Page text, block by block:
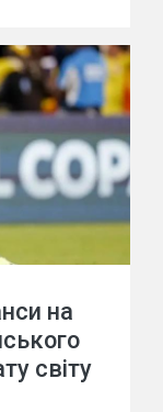
на
світу